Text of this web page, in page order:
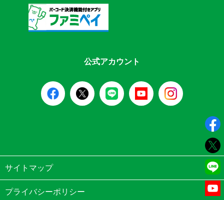
公式アカウント
サイトマップ
プライバシーポリシー